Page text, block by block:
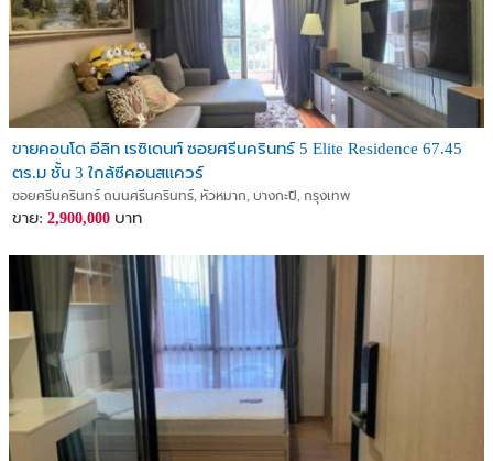
ขายคอนโด อีลิท เรซิเดนท์ ซอยศรีนครินทร์ 5 Elite Residence 67.45
ตร.ม ชั้น 3 ใกล้ซีคอนสแควร์
ซอยศรีนครินทร์ ถนนศรีนครินทร์, หัวหมาก, บางกะปิ, กรุงเทพ
ขาย: 2,900,000 บาท